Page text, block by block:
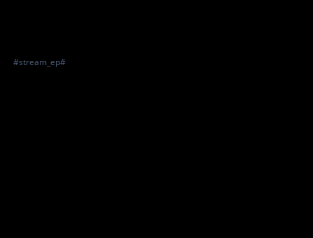
#stream_ep#